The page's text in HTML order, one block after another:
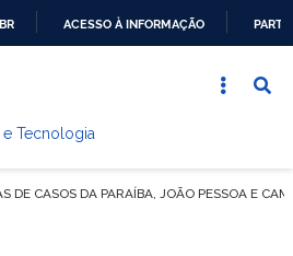
CONTEÚDO
ACESSO À INFORMAÇÃO
Tecnologia
DE CASOS DA PARAÍBA, JOÃO PESSOA E